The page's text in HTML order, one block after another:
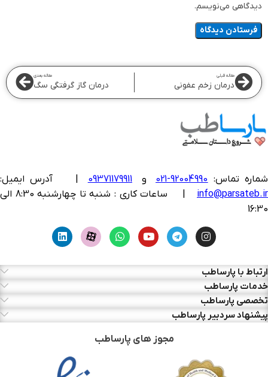
دیدگاهی می‌نویسم.
مقاله قبلی
درمان زخم عفونی
مقاله بعدی
درمان گاز گرفتگی سگ
شماره تماس: 92004990-021 و 09371179911
آدرس ایمیل:
info@parsateb.ir
| ساعات کاری : شنبه تا چهارشنبه 8:30 الی
16:30
ارتباط با پارساطب
خدمات پارساطب
تخصصی پارساطب
پیشنهاد سردبیر پارساطب
مجوز های پارساطب